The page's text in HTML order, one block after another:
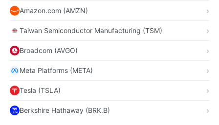
Amazon.com (AMZN)
Taiwan Semiconductor Manufacturing (TSM)
Broadcom (AVGO)
Meta Platforms (META)
Tesla (TSLA)
Berkshire Hathaway (BRK.B)